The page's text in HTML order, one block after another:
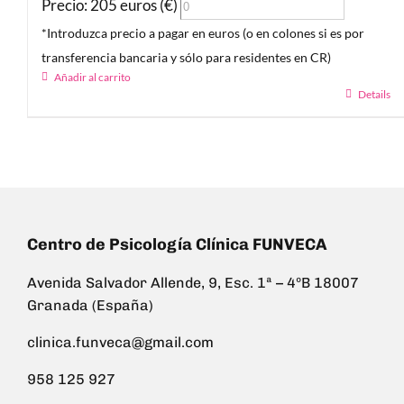
Precio: 205 euros (€)
*Introduzca precio a pagar en euros (o en colones si es por
transferencia bancaria y sólo para residentes en CR)
Añadir al carrito
Details
Centro de Psicología Clínica FUNVECA
Avenida Salvador Allende, 9, Esc. 1ª – 4ºB 18007
Granada (España)
clinica.funveca@gmail.com
958 125 927